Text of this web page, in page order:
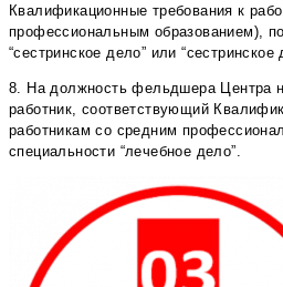
Квалификационные требования к
профессиональным образованием),
“сестринское дело” или “сестринское
8. На должность фельдшера Центра
работник, соответствующий
работникам со средним
специальности “лечебное дело”.